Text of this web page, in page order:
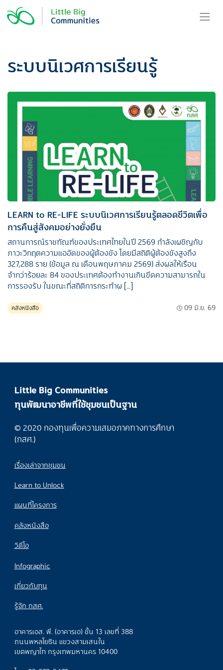
content
ระบบนิเวศการเรียนรู้
LEARN to RE-LIFE ระบบนิเวศการเรียนรู้ตลอดชีวิตเพื่อ
การคืนสู่สังคมอย่างยั่งยืน
สถานการณ์ราชทัณฑ์ของประเทศไทยในปี 2569 กำลังเผชิญกับ
ภาวะวิกฤตความแออัดของผู้ต้องขัง โดยมีสถิติผู้ต้องขังสูงถึง
327,288 ราย (ข้อมูล ณ เดือนพฤษภาคม 2569) ส่งผลให้เรือน
จำกว่าร้อยละ 84 ของประเทศต้องทำงานเกินขีดความสามารถใน
การรองรับ ในขณะที่สถิติการกระทำผ […]
คลังหนังสือ 09 มิ.ย. 69
Little Big Communities
ทุนพัฒนาอาชีพที่ใช้ชุมชนเป็นฐาน
© 2020 กองทุนเพื่อความเสมอภาคทางการศึกษา
(กสศ.)
เรื่องเล่าจากชุมชน
Learn to Unlock
แผนที่โครงการ
คลังหนังสือ
วิดีโอ
Infographic
เกี่ยวกับทุน
รู้จัก กสศ.
อาคารเอส. พี. (อาคารเอ) ชั้น 13 เลขที่ 388
ถนนพหลโยธิน แขวงสามเสนใน
เขตพญาไท กรุงเทพมหานคร 10400